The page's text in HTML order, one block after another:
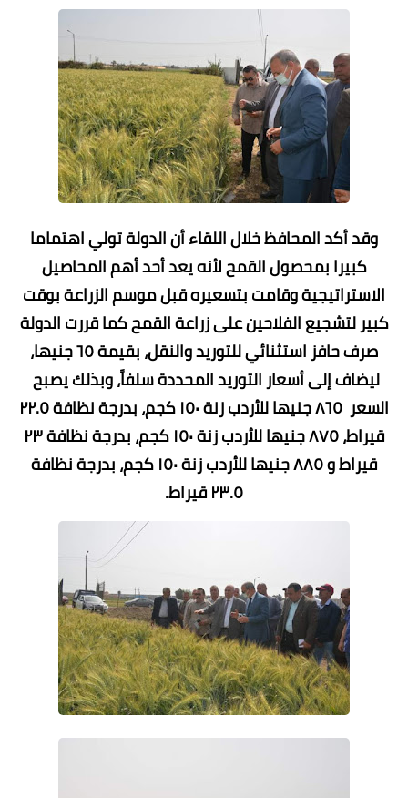
وقد أكد المحافظ خلال اللقاء أن الدولة تولي اهتماما
كبيرا بمحصول القمح لأنه يعد أحد أهم المحاصيل
الاستراتيجية وقامت بتسعيره قبل موسم الزراعة بوقت
كبير لتشجيع الفلاحين على زراعة القمح كما قررت الدولة
صرف حافز استثنائي للتوريد والنقل، بقيمة ٦٥ جنيها،
ليضاف إلى أسعار التوريد المحددة سلفاً، وبذلك يصبح
السعر ٨٦٥ جنيها للأردب زنة ١٥٠ كجم، بدرجة نظافة ٢٢.٥
قيراط، ٨٧٥ جنيها للأردب زنة ١٥٠ كجم، بدرجة نظافة ٢٣
قيراط و ٨٨٥ جنيها للأردب زنة ١٥٠ كجم، بدرجة نظافة
٢٣.٥ قيراط.